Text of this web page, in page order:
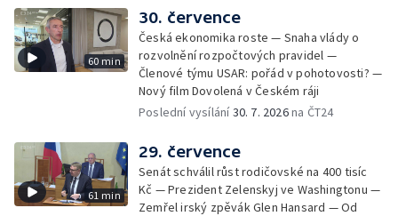
60 min
30. července
Česká ekonomika roste — Snaha vlády o
rozvolnění rozpočtových pravidel —
Členové týmu USAR: pořád v pohotovosti? —
Nový film Dovolená v Českém ráji
Poslední vysílání30. 7. 2026na ČT24
61 min
29. července
Senát schválil růst rodičovské na 400 tisíc
Kč — Prezident Zelenskyj ve Washingtonu —
Zemřel irský zpěvák Glen Hansard — Od